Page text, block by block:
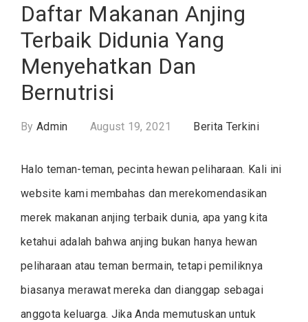
Daftar Makanan Anjing
Terbaik Didunia Yang
Menyehatkan Dan
Bernutrisi
By Admin August 19, 2021 Berita Terkini
Halo teman-teman, pecinta hewan peliharaan. Kali ini
website kami membahas dan merekomendasikan
merek makanan anjing terbaik dunia, apa yang kita
ketahui adalah bahwa anjing bukan hanya hewan
peliharaan atau teman bermain, tetapi pemiliknya
biasanya merawat mereka dan dianggap sebagai
anggota keluarga. Jika Anda memutuskan untuk